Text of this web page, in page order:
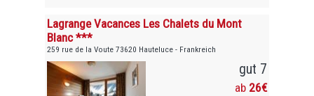
Lagrange Vacances Les Chalets du Mont
Blanc ***
259 rue de la Voute 73620 Hauteluce - Frankreich
gut 7
ab 26€